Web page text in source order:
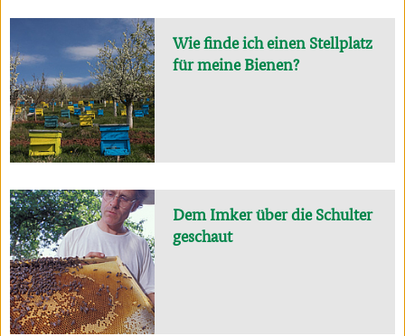
Wie finde ich einen Stellplatz
für meine Bienen?
Dem Imker über die Schulter
geschaut